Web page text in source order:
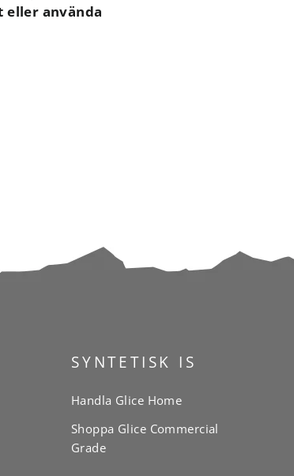
använda
SYNTETISK IS
Handla Glice Home
Shoppa Glice Commercial
Grade